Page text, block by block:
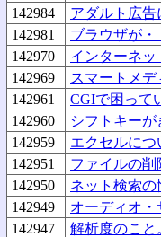
142984
アダルト広告
142981
ブラウザが・
142970
インターネッ
142969
スマートメデ
142961
CGIで困って
142960
シフトキー
142959
エクセルにつ
142951
ファイルの削
142950
ネット検索
142949
オーディオ
142947
解析度のこと